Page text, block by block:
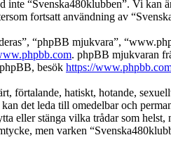
inte “Svenska480klubben”. Vi
fortsatt användning av
“phpBB mjukvara”,
. phpBB mjukvaran
besök https://
förtalande, hatiskt, hotande,
det leda till omedelbar och
eller stänga vilka trådar som
men varken